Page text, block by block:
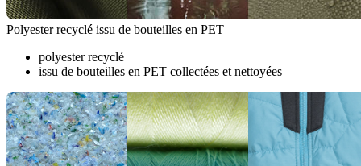
Polyester recyclé issu de bouteilles en PET
polyester recyclé
issu de bouteilles en PET collectées et nettoyées